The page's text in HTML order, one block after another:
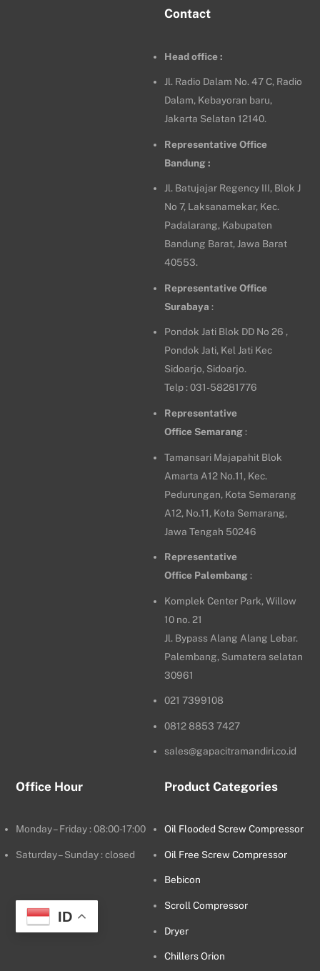
Contact
Head office :
Jl. Radio Dalam No. 47 C, Radio
Dalam, Kebayoran baru,
Jakarta Selatan 12140.
Representative Office
Bandung :
Jl. Batujajar Regency III, Blok J
No 7, Laksanamekar, Kec.
Padalarang, Kabupaten
Bandung Barat, Jawa Barat
40553.
Representative Office
Surabaya :
Pondok Jati Blok DD No 26 ,
Pondok Jati, Kel Jati Kec
Sidoarjo, Sidoarjo.
Telp : 031-58281776
Representative
Office Semarang :
Tamansari Majapahit Blok
Amarta A12 No.11, Kec.
Pedurungan, Kota Semarang
A12, No.11, Kota Semarang,
Jawa Tengah 50246
Representative
Office Palembang :
Komplek Center Park, Willow
10 no. 21
Jl. Bypass Alang Alang Lebar.
Palembang, Sumatera selatan
30961
021 7399108
0812 8853 7427
sales@gapacitramandiri.co.id
Office Hour
Monday – Friday : 08:00-17:00
Saturday – Sunday : closed
ID
Product Categories
Oil Flooded Screw Compressor
Oil Free Screw Compressor
Bebicon
Scroll Compressor
Dryer
Chillers Orion